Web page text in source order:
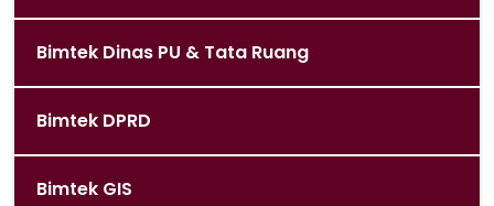
Bimtek Dinas PU & Tata Ruang
Bimtek DPRD
Bimtek GIS